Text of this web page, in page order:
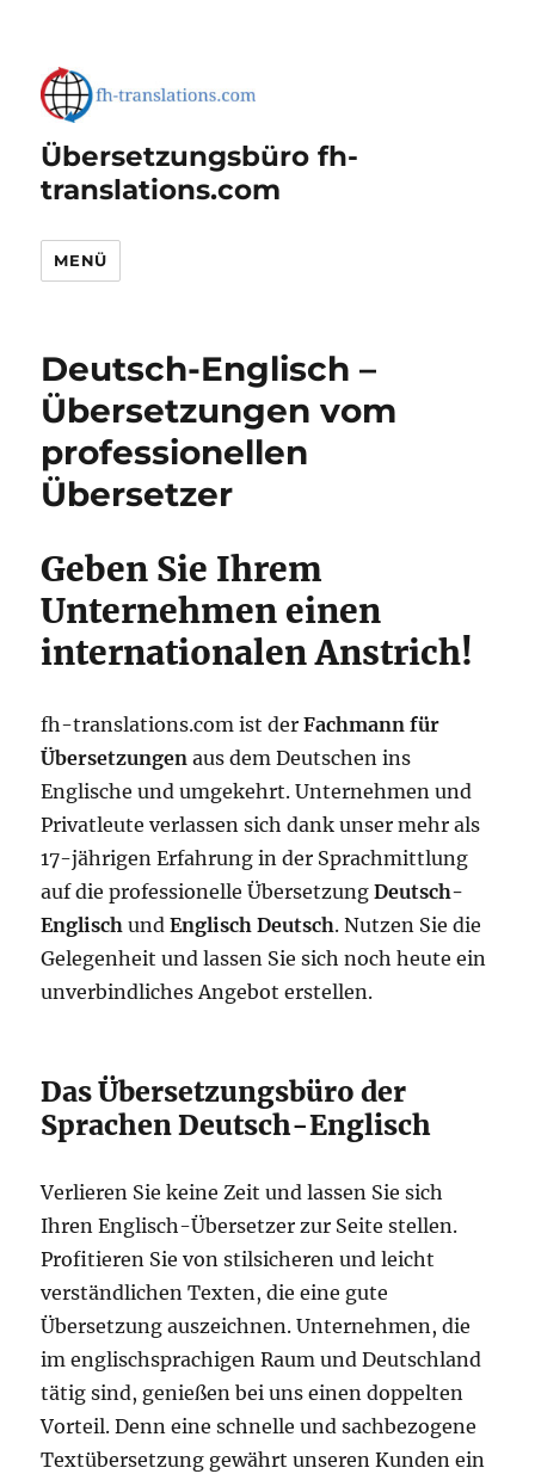
Übersetzungsbüro fh-
translations.com
MENÜ
Deutsch-Englisch –
Übersetzungen vom
professionellen
Übersetzer
Geben Sie Ihrem
Unternehmen einen
internationalen Anstrich!
fh-translations.com ist derFachmann für
Übersetzungen aus dem Deutschen ins
Englische und umgekehrt. Unternehmen und
Privatleute verlassen sich dank unser mehr als
17-jährigen Erfahrung in der Sprachmittlung
auf die professionelle ÜbersetzungDeutsch-
Englisch undEnglisch Deutsch. Nutzen Sie die
Gelegenheit und lassen Sie sich noch heute ein
unverbindliches Angebot erstellen.
Das Übersetzungsbüro der
Sprachen Deutsch-Englisch
Verlieren Sie keine Zeit und lassen Sie sich
Ihren Englisch-Übersetzer zur Seite stellen.
Profitieren Sie von stilsicheren und leicht
verständlichen Texten, die eine gute
Übersetzung auszeichnen. Unternehmen, die
im englischsprachigen Raum und Deutschland
tätig sind, genießen bei uns einen doppelten
Vorteil. Denn eine schnelle und sachbezogene
Textübersetzung gewährt unseren Kunden ein